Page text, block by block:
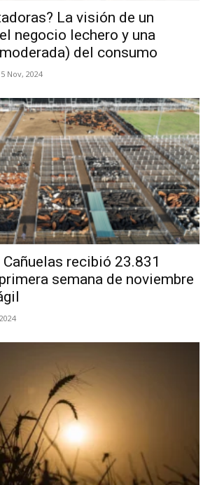
La visión de un
negocio lechero y una
del consumo
Nov, 2024
recibió 23.831
semana de noviembre